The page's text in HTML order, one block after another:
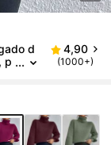
d
p
4,90
(1000+)